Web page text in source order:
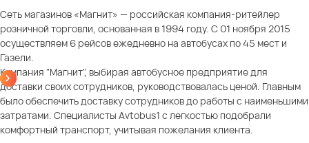
Сеть магазинов «Магнит» — российская компания-ритейлер
розничной торговли, основанная в 1994 году. С 01 ноября 2015
осуществляем 6 рейсов ежедневно на автобусах по 45 мест и
Газели.
Компания "Магнит", выбирая автобусное предприятие для
доставки своих сотрудников, руководствовалась ценой. Главным
было обеспечить доставку сотрудников до работы с наименьшими
затратами. Специалисты Avtobus1 с легкостью подобрали
комфортный транспорт, учитывая пожелания клиента.